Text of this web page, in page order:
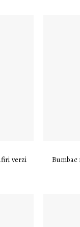
verzi